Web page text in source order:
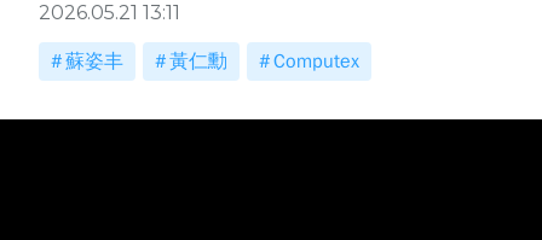
2026.05.21 13:11
蘇姿丰 黃仁勳 Computex